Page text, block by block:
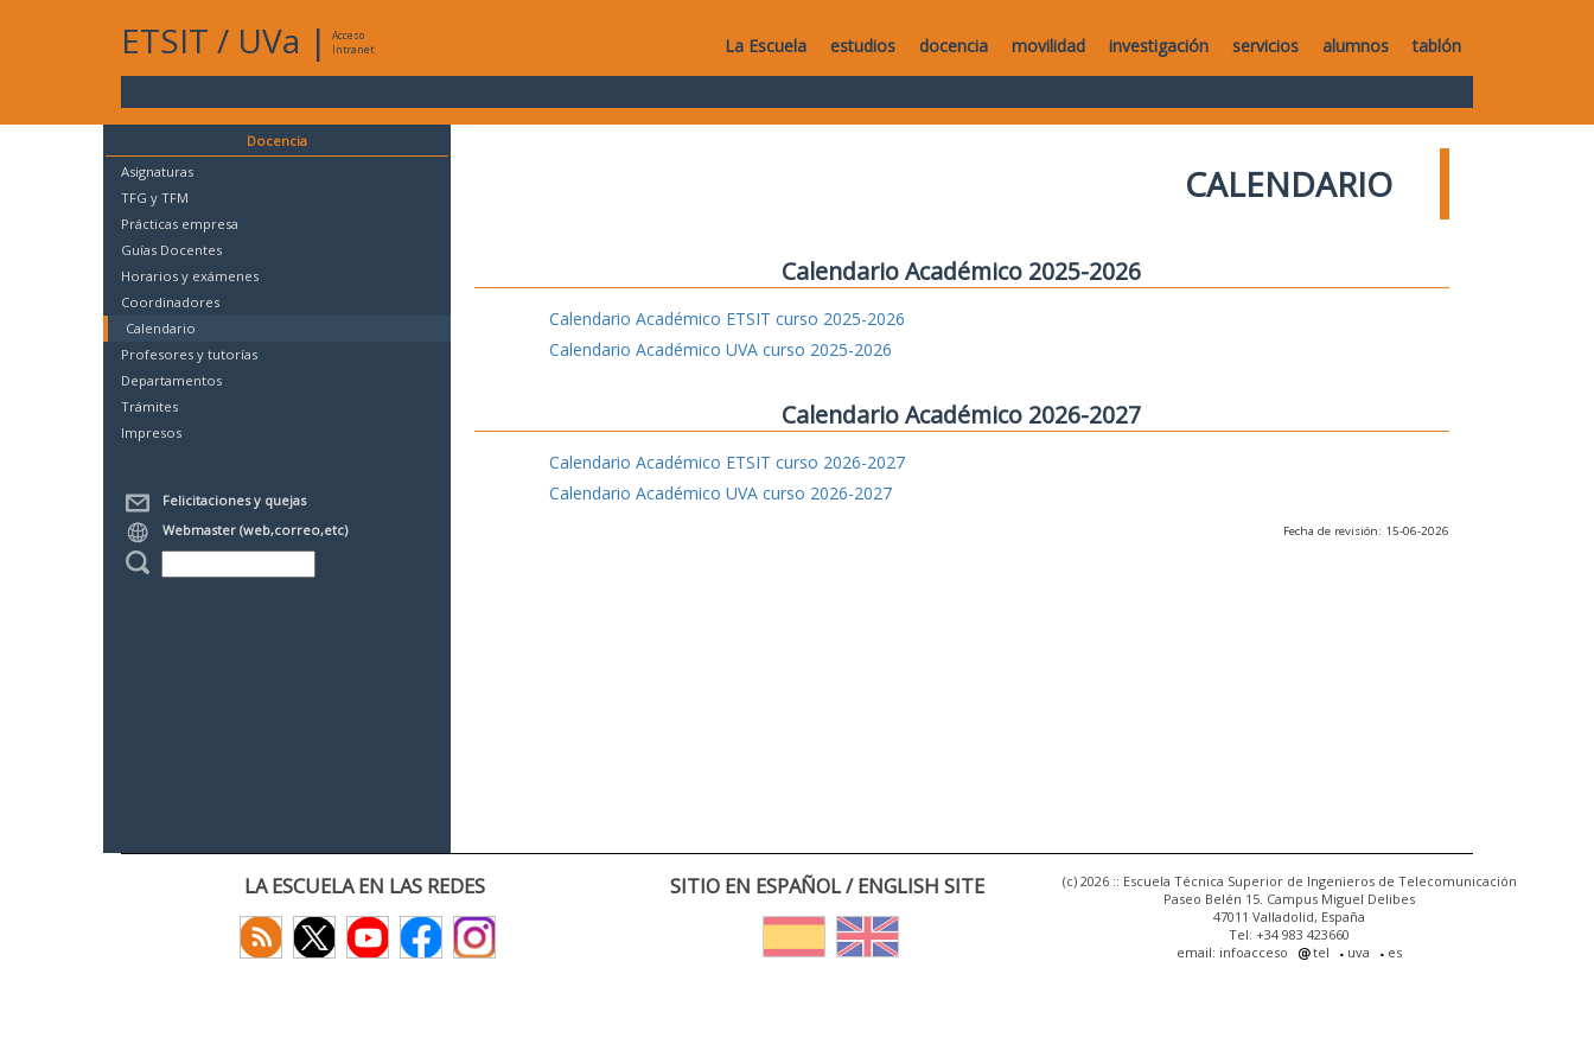
ETSIT / UVa |
Acceso
Intranet
La Escuela estudios docencia movilidad investigación servicios alumnos tablón
Docencia
Asignaturas
TFG y TFM
Prácticas empresa
Guías Docentes
Horarios y exámenes
Coordinadores
Calendario
Profesores y tutorías
Departamentos
Trámites
Impresos
Felicitaciones y quejas
Webmaster (web,correo,etc)
CALENDARIO
Calendario Académico 2025-2026
Calendario Académico ETSIT curso 2025-2026
Calendario Académico UVA curso 2025-2026
Calendario Académico 2026-2027
Calendario Académico ETSIT curso 2026-2027
Calendario Académico UVA curso 2026-2027
Fecha de revisión: 15-06-2026
LA ESCUELA EN LAS REDES SITIO EN ESPAÑOL / ENGLISH SITE
(c) 2026 :: Escuela Técnica Superior de Ingenieros de Telecomunicación
Paseo Belén 15. Campus Miguel Delibes
47011 Valladolid, España
Tel: +34 983 423660
email: infoacceso
tel uva es